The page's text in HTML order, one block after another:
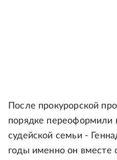
После прокурорской
порядке переоформили
судейской семьи -
годы именно он вместе